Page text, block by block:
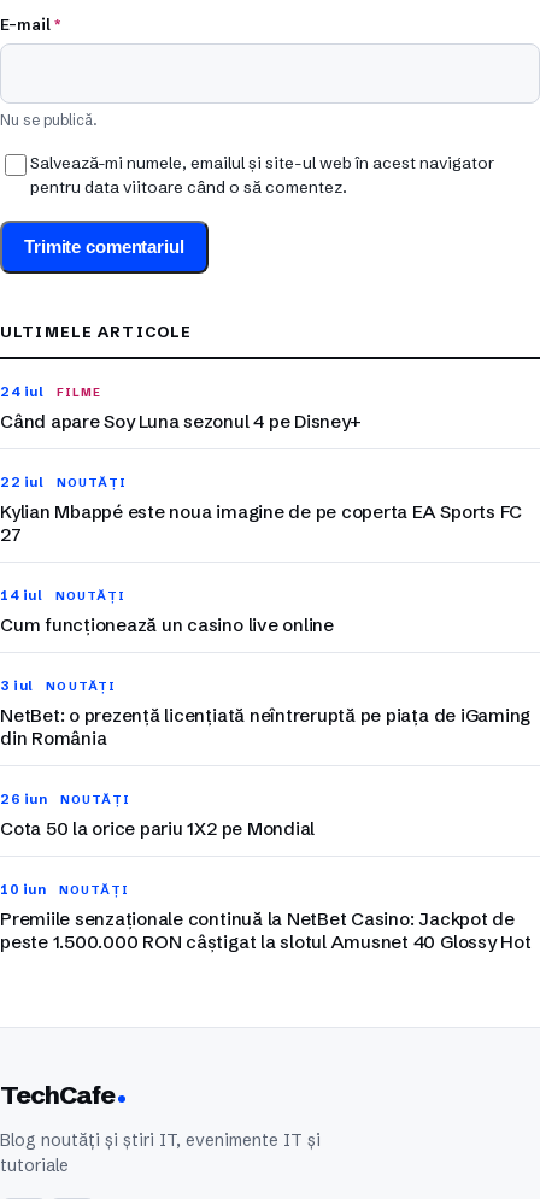
E-mail*
Nu se publică.
Salvează-mi numele, emailul și site-ul web în acest navigator
pentru data viitoare când o să comentez.
ULTIMELE ARTICOLE
24 iul FILME
Când apare Soy Luna sezonul 4 pe Disney+
22 iul NOUTĂȚI
Kylian Mbappé este noua imagine de pe coperta EA Sports FC
27
14 iul NOUTĂȚI
Cum funcționează un casino live online
3 iul NOUTĂȚI
NetBet: o prezență licențiată neîntreruptă pe piața de iGaming
din România
26 iun NOUTĂȚI
Cota 50 la orice pariu 1X2 pe Mondial
10 iun NOUTĂȚI
Premiile senzaționale continuă la NetBet Casino: Jackpot de
peste 1.500.000 RON câștigat la slotul Amusnet 40 Glossy Hot
TechCafe
Blog noutăți și știri IT, evenimente IT și
tutoriale